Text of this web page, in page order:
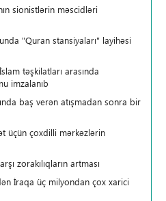
sionistlərin məscidləri
"Quran stansiyaları" layihəsi
təşkilatları arasında
imzalanıb
baş verən atışmadan sonra bir
üçün çoxdilli mərkəzlərin
zorakılıqların artması
İraqa üç milyondan çox xarici